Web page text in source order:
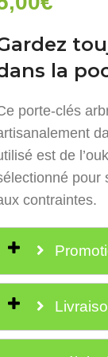
la
porte-clés
est de
pour
contraintes.